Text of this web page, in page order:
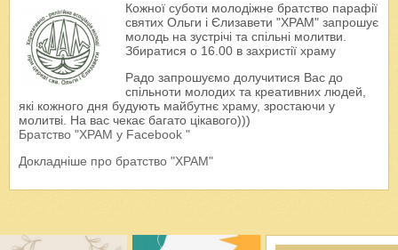
Кожної суботи молодіжне братство парафії
святих Ольги і Єлизавети "ХРАМ" запрошує
молодь на зустрічі та спільні молитви.
Збиратися о 16.00 в захристії храму
Радо запрошуємо долучитися Вас до
спільноти молодих та креативних людей,
які кожного дня будують майбутнє храму, зростаючи у
молитві. На вас чекає багато цікавого)))
Братство "ХРАМ у Facebook "
Докладніше про братство "ХРАМ"